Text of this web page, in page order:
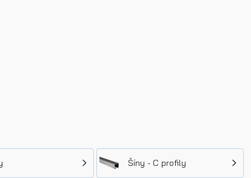
Šíny - C profily